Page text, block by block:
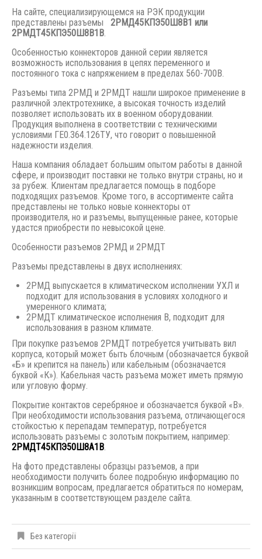
На сайте, специализирующемся на РЭК продукции
представлены разъемы 2РМД45КПЭ50Ш8В1 или
2РМДТ45КПЭ50Ш8В1В.
Особенностью коннекторов данной серии является
возможность использования в цепях переменного и
постоянного тока с напряжением в пределах 560-700В.
Разъемы типа 2РМД и 2РМДТ нашли широкое применение в
различной электротехнике, а высокая точность изделий
позволяет использовать их в военном оборудовании.
Продукция выполнена в соответствии с техническими
условиями ГЕ0.364.126ТУ, что говорит о повышенной
надежности изделия.
Наша компания обладает большим опытом работы в данной
сфере, и производит поставки не только внутри страны, но и
за рубеж. Клиентам предлагается помощь в подборе
подходящих разъемов. Кроме того, в ассортименте сайта
представлены не только новые коннекторы от
производителя, но и разъемы, выпущенные ранее, которые
удастся приобрести по невысокой цене.
Особенности разъемов 2РМД и 2РМДТ
Разъемы представлены в двух исполнениях:
2РМД выпускается в климатическом исполнении УХЛ и
подходит для использования в условиях холодного и
умеренного климата;
2РМДТ климатическое исполнения В, подходит для
использования в разном климате.
При покупке разъемов 2РМДТ потребуется учитывать вил
корпуса, который может быть блочным (обозначается буквой
«Б» и крепится на панель) или кабельным (обозначается
буквой «К»). Кабельная часть разъема может иметь прямую
или угловую форму.
Покрытие контактов серебряное и обозначается буквой «В».
При необходимости использования разъема, отличающегося
стойкостью к перепадам температур, потребуется
использовать разъемы с золотым покрытием, например:
2РМДТ45КПЭ50Ш8А1В.
На фото представлены образцы разъемов, а при
необходимости получить более подробную информацию по
возникшим вопросам, предлагается обратиться по номерам,
указанным в соответствующем разделе сайта.
Без категорії